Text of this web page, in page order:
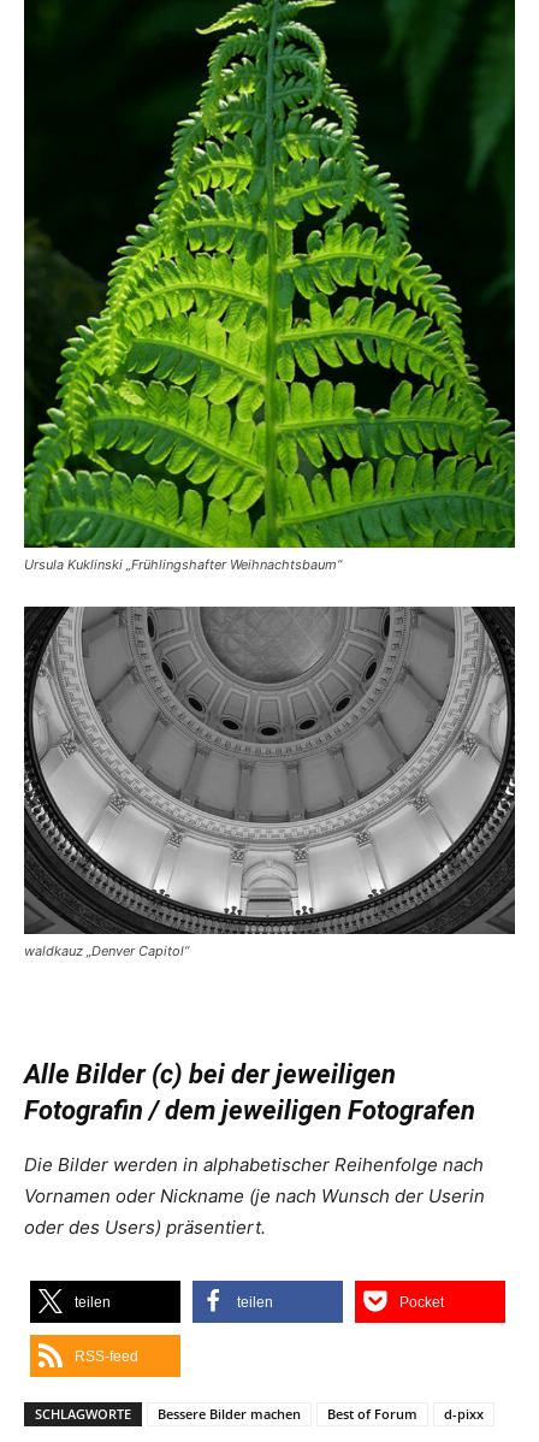
Ursula Kuklinski „Frühlingshafter Weihnachtsbaum“
waldkauz „Denver Capitol“
Alle Bilder (c) bei der jeweiligen
Fotografin / dem jeweiligen Fotografen
Die Bilder werden in alphabetischer Reihenfolge nach
Vornamen oder Nickname (je nach Wunsch der Userin
oder des Users) präsentiert.
teilen teilen Pocket
RSS-feed
SCHLAGWORTE Bessere Bilder machen Best of Forum d-pixx